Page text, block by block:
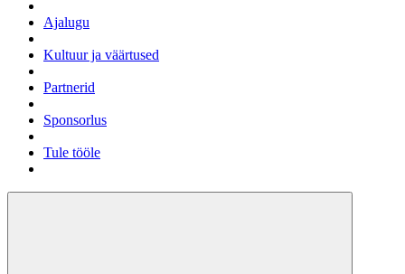
Ajalugu
Kultuur ja väärtused
Partnerid
Sponsorlus
Tule tööle